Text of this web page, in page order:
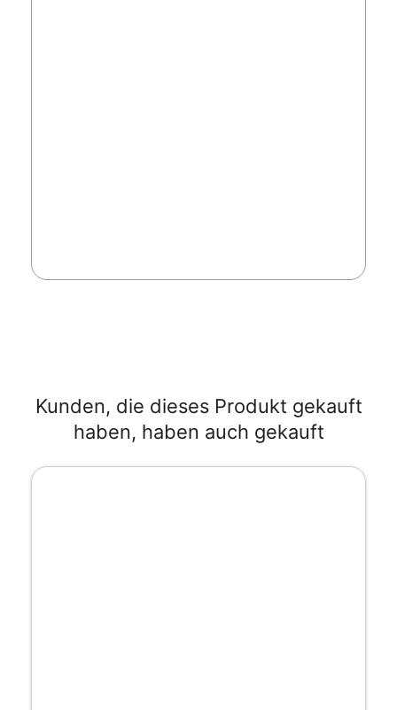
Kunden, die dieses Produkt gekauft
haben, haben auch gekauft